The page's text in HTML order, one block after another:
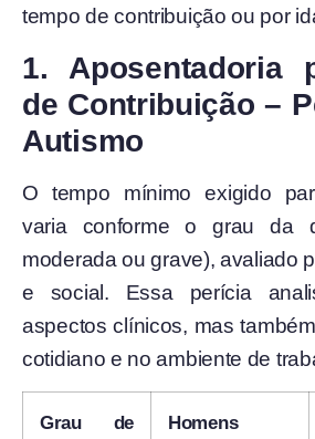
tempo de contribuição ou por
1. Aposentadoria
de Contribuição –
Autismo
O tempo mínimo exigido
varia conforme o grau da
moderada ou grave), avaliado
e social. Essa perícia
aspectos clínicos, mas
cotidiano e no ambiente de
Grau de
Homens